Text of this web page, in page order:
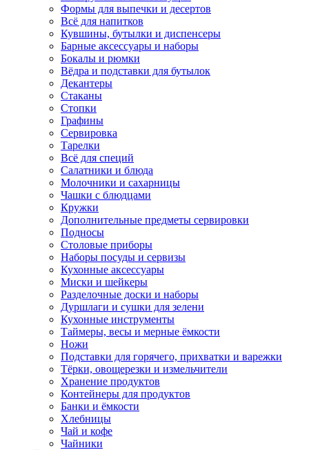
Формы для выпечки и десертов
Всё для напитков
Кувшины, бутылки и диспенсеры
Барные аксессуары и наборы
Бокалы и рюмки
Вёдра и подставки для бутылок
Декантеры
Стаканы
Стопки
Графины
Сервировка
Тарелки
Всё для специй
Салатники и блюда
Молочники и сахарницы
Чашки с блюдцами
Кружки
Дополнительные предметы сервировки
Подносы
Столовые приборы
Наборы посуды и сервизы
Кухонные аксессуары
Миски и шейкеры
Разделочные доски и наборы
Дуршлаги и сушки для зелени
Кухонные инструменты
Таймеры, весы и мерные ёмкости
Ножи
Подставки для горячего, прихватки и варежки
Тёрки, овощерезки и измельчители
Хранение продуктов
Контейнеры для продуктов
Банки и ёмкости
Хлебницы
Чай и кофе
Чайники